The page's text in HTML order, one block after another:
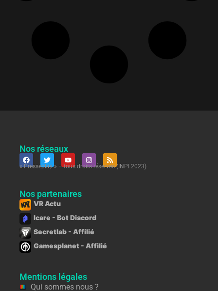
Nos réseaux
« Presseplay » – tous droits réservés (INPI 2023)
Nos partenaires
VR Actu
Icare - Bot Discord
Secretlab - Affilié
Gamesplanet - Affilié
Mentions légales
Qui sommes nous ?